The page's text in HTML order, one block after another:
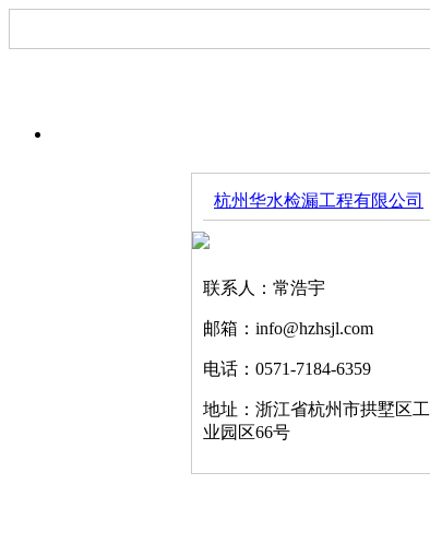
杭州华水检漏工程有限公司
联系人：常浩宇
邮箱：info@hzhsjl.com
电话：0571-7184-6359
地址：浙江省杭州市拱墅区工
业园区66号